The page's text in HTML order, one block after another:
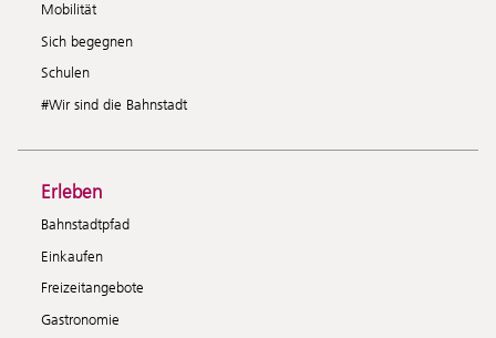
Mobilität
Sich begegnen
Schulen
#Wir sind die Bahnstadt
Erleben
Bahnstadtpfad
Einkaufen
Freizeitangebote
Gastronomie